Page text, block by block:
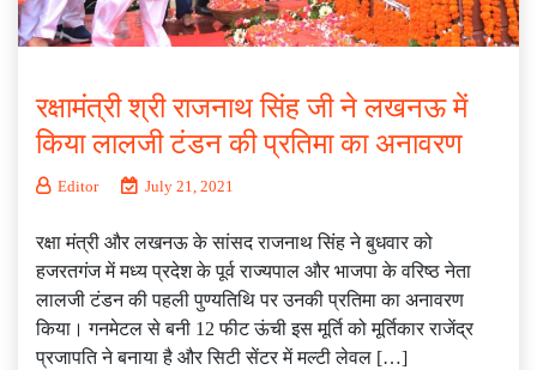
रक्षामंत्री श्री राजनाथ सिंह जी ने लखनऊ में
किया लालजी टंडन की प्रतिमा का अनावरण
Editor July 21, 2021
रक्षा मंत्री और लखनऊ के सांसद राजनाथ सिंह ने बुधवार को
हजरतगंज में मध्य प्रदेश के पूर्व राज्यपाल और भाजपा के वरिष्ठ नेता
लालजी टंडन की पहली पुण्यतिथि पर उनकी प्रतिमा का अनावरण
किया। गनमेटल से बनी 12 फीट ऊंची इस मूर्ति को मूर्तिकार राजेंद्र
प्रजापति ने बनाया है और सिटी सेंटर में मल्टी लेवल […]